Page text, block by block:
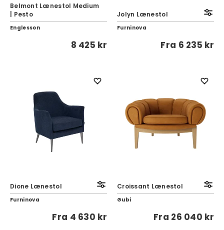
Belmont Lænestol Medium
| Pesto
Englesson
8 425 kr
Jolyn Lænestol
Furninova
Fra 6 235 kr
Dione Lænestol
Furninova
Fra 4 630 kr
Croissant Lænestol
Gubi
Fra 26 040 kr